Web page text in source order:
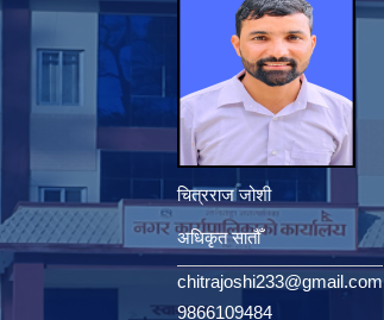
चित्रराज जोशी
अधिकृत सातौँ
chitrajoshi233@gmail.com
9866109484